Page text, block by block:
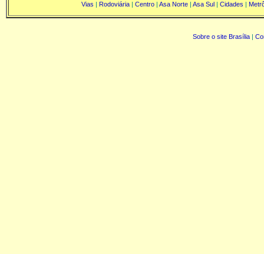
Vias Rodoviária| Centro| Asa Norte| Asa Sul Cidades
Sobre o site Brasília